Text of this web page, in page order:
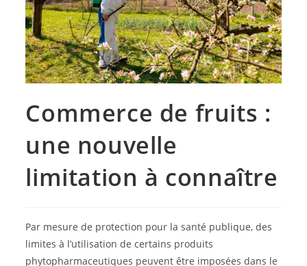
Commerce de fruits :
une nouvelle
limitation à connaître
Par mesure de protection pour la santé publique, des
limites à l’utilisation de certains produits
phytopharmaceutiques peuvent être imposées dans le